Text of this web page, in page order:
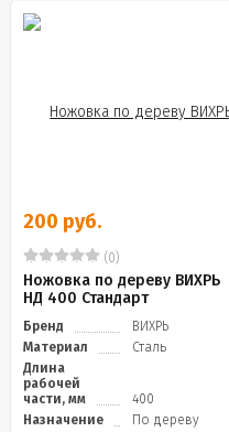
200 руб.
(0)
Ножовка по дереву ВИХРЬ
НД 400 Стандарт
Бренд
ВИХРЬ
Материал
Сталь
Длина
рабочей
части, мм
400
Назначение
По дереву